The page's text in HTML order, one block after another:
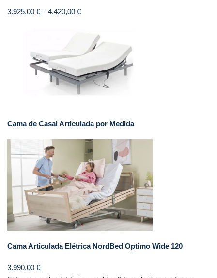
3.925,00 € – 4.420,00 €
Cama de Casal Articulada por Medida
Cama Articulada Elétrica NordBed Optimo Wide 120
3.990,00 €